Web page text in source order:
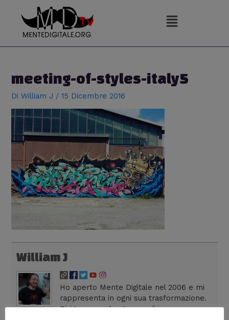
contenuto
meeting-of-styles-italy5
DiWilliam J /15 Dicembre 2016
William J
Ho aperto Mente Digitale nel 2006 e mi
rappresenta in ogni sua trasformazione.
Dirigo una web agency milanese,